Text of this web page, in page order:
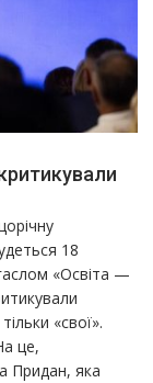
18
«Освіта —
«свої».
це,
Придан, яка